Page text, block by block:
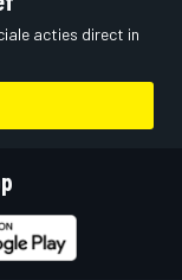
acties direct in